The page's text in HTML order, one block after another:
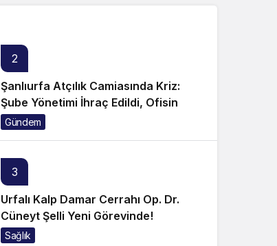
2
Şanlıurfa Atçılık Camiasında Kriz:
Şube Yönetimi İhraç Edildi, Ofisin
Taşınmasına Tepki Büyüyor!
Gündem
3
Urfalı Kalp Damar Cerrahı Op. Dr.
Cüneyt Şelli Yeni Görevinde!
Sağlık